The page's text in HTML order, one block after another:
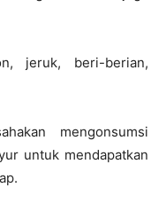
jeruk, beri-berian,
mengonsumsi
untuk mendapatkan